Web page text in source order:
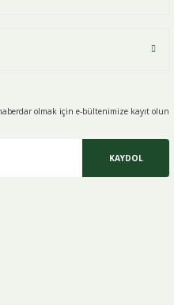
olmak için e-bültenimize kayıt olun
KAYDOL